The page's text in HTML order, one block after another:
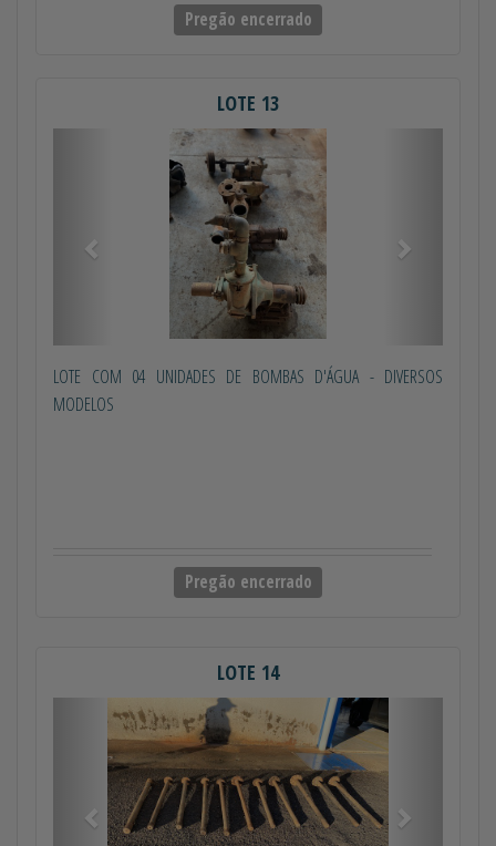
Pregão encerrado
LOTE 13
LOTE COM 04 UNIDADES DE BOMBAS D'ÁGUA - DIVERSOS
MODELOS
Pregão encerrado
LOTE 14
Anterior